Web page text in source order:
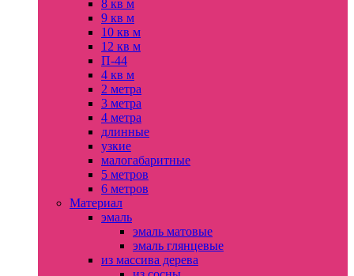
8 кв м
9 кв м
10 кв м
12 кв м
П-44
4 кв м
2 метра
3 метра
4 метра
длинные
узкие
малогабаритные
5 метров
6 метров
Материал
эмаль
эмаль матовые
эмаль глянцевые
из массива дерева